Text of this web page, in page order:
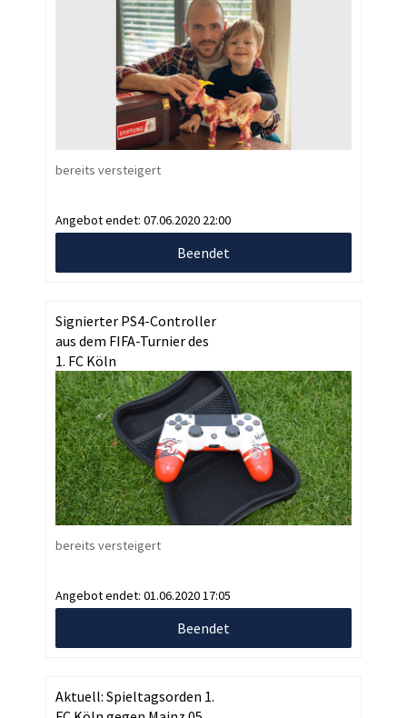
bereits versteigert
Angebot endet: 07.06.2020 22:00
Beendet
Signierter PS4-Controller
aus dem FIFA-Turnier des
1. FC Köln
bereits versteigert
Angebot endet: 01.06.2020 17:05
Beendet
Aktuell: Spieltagsorden 1.